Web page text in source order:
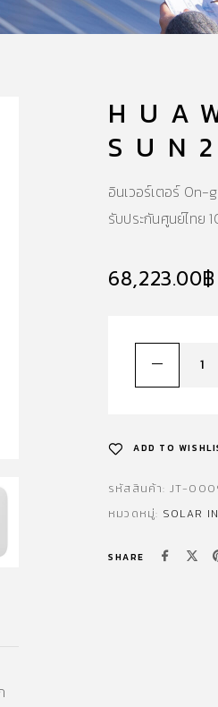
อินเวอร์เตอร์
รับประกันศูนย์ไทย
68,223.00฿
ADD TO
รหัสสินค้า: JT-
หมวดหมู่: SOLAR
SHARE